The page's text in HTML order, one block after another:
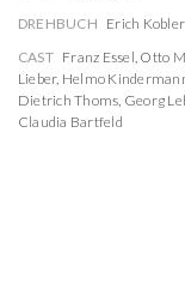
DREHBUCH Erich Kobler
CAST Franz Essel, Otto
Lieber, Helmo
Dietrich Thoms, Georg
Claudia Bartfeld